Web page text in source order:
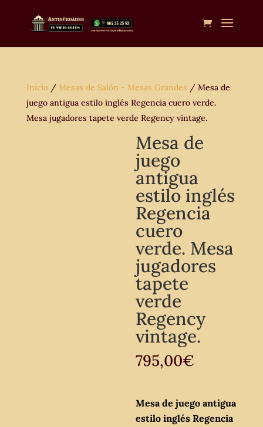
Inicio/ Mesas de Salón - Mesas Grandes / Mesa de
juego antigua estilo inglés Regencia cuero verde.
Mesa jugadores tapete verde Regency vintage.
Mesa de
juego
antigua
estilo inglés
Regencia
cuero
verde. Mesa
jugadores
tapete
verde
Regency
vintage.
795,00€
Mesa de juego antigua
estilo inglés Regencia